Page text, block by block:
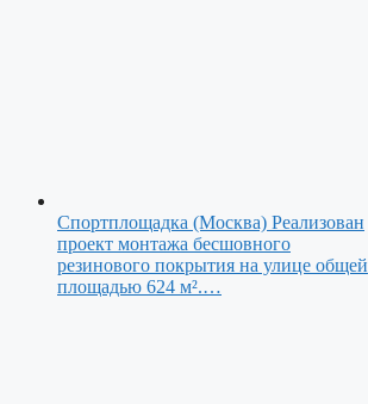
Спортплощадка (Москва) Реализован
проект монтажа бесшовного
резинового покрытия на улице общей
площадью 624 м².…